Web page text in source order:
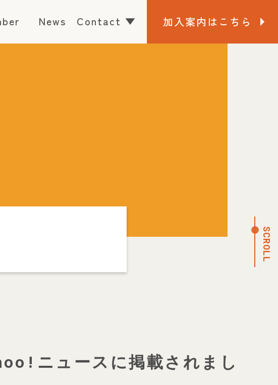
News Contact ▼ 加入案内はこちら
SCROLL
ニュースに掲載されまし